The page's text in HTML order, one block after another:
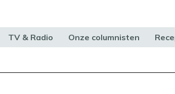
TV & Radio Onze columnisten